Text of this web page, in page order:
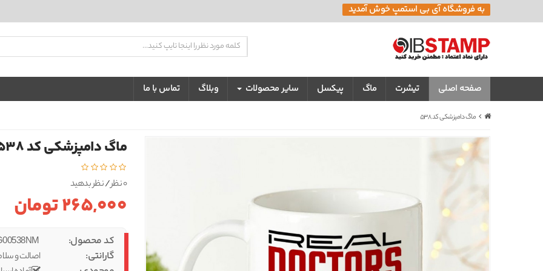
به فروشگاه آی بی استمپ خوش آمدید
صفحه اصلی تیشرت ماگ پیکسل سایر محصولات وبلاگ تماس با ما
ماگ دامپزشکی کد 538
ماگ دامپزشکی کد 538
0 نظر /نظر بدهید
265,000 تومان
کد محصول:
گارانتی: اصالت و